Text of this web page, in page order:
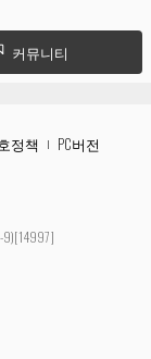
커뮤니티
정책 PC버전